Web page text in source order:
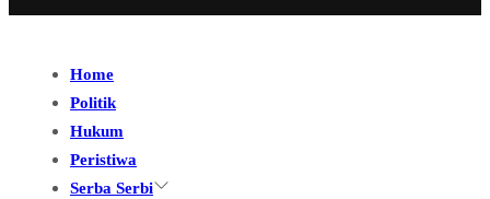
Home
Politik
Hukum
Peristiwa
Serba Serbi